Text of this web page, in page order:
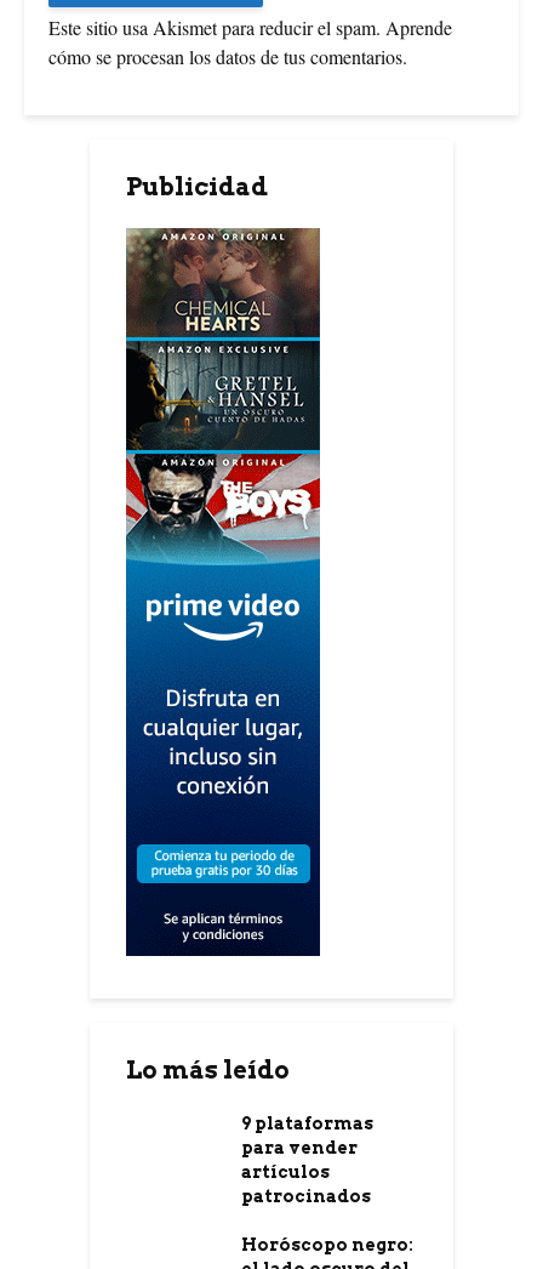
Este sitio usa Akismet para reducir el spam. Aprende
cómo se procesan los datos de tus comentarios.
Publicidad
Lo más leído
9 plataformas
para vender
artículos
patrocinados
Horóscopo negro: